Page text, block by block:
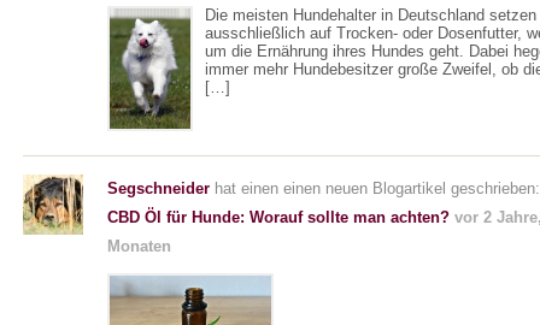
Die meisten Hundehalter in Deutschland
ausschließlich auf Trocken- oder Dosenfutter,
um die Ernährung ihres Hundes geht. Dabei
immer mehr Hundebesitzer große Zweifel, ob
[…]
Segschneider hat einen einen neuen Blogartikel geschrieben:
CBD Öl für Hunde: Worauf sollte man achten? vor 2
Monaten